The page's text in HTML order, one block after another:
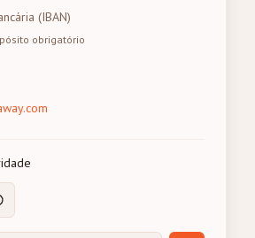
(IBAN)
obrigatório